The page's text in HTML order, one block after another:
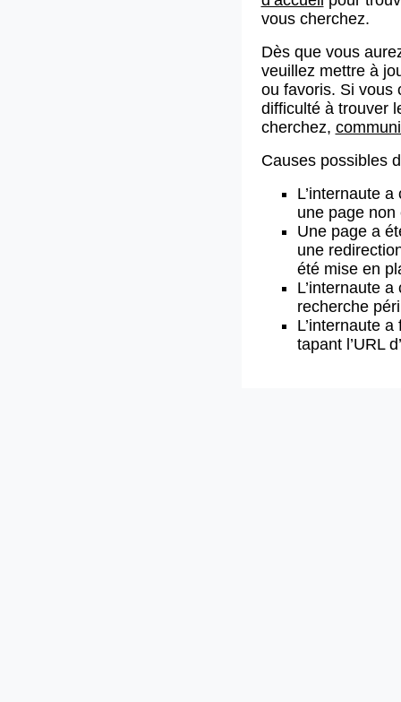
vous cherchez.
Dès que vous
veuillez mettre à
ou favoris. Si vous
difficulté à trouver
cherchez,
Causes possibles
L’internaute
une page non
Une page a
une
été mise en
L’internaute
recherche
L’internaute
tapant l’URL